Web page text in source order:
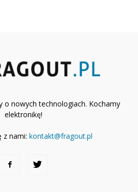
o nowych technologiach. Kochamy
elektronikę!
z nami: kontakt@fragout.pl